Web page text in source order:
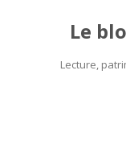
Le
Lecture,